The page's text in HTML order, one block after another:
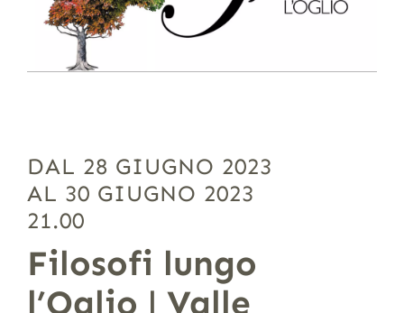
DAL 28 GIUGNO 2023
AL 30 GIUGNO 2023
21.00
Filosofi lungo
l’Oglio | Valle